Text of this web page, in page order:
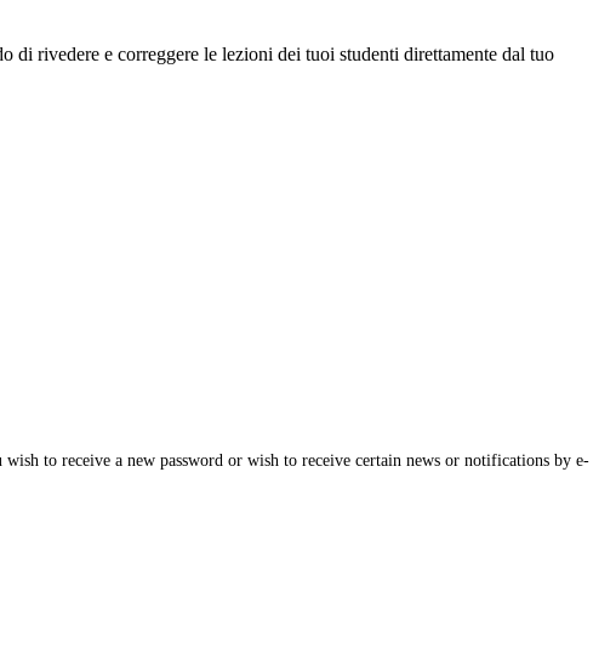
rivedere e correggere le lezioni dei tuoi studenti direttamente dal tuo
to receive a new password or wish to receive certain news or notifications by e-